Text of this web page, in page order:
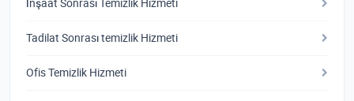
İnşaat Sonrası Temizlik Hizmeti
Tadilat Sonrası temizlik Hizmeti
Ofis Temizlik Hizmeti